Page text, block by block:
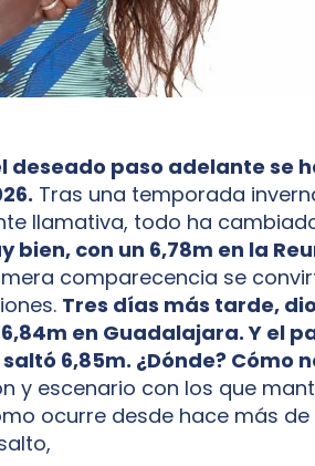
deseado paso adelante se
Tras una temporada
llamativa, todo ha
bien, con un 6,78m en la
comparecencia se
Tres días más tarde,
en Guadalajara. Y el
6,85m. ¿Dónde? Cómo
y escenario con los que
ocurre desde hace más de